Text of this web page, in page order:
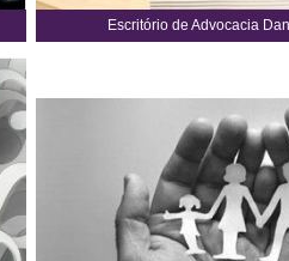
Escritório de Advocacia